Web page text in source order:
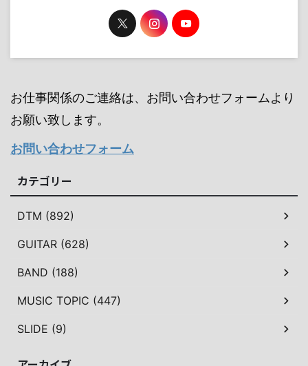
お仕事関係のご連絡は、お問い合わせフォームより
お願い致します。
お問い合わせフォーム
カテゴリー
DTM (892)
GUITAR (628)
BAND (188)
MUSIC TOPIC (447)
SLIDE (9)